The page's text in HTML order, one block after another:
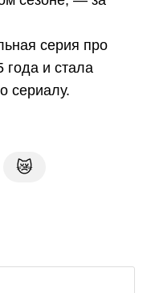
серия про
и стала
сериалу.
😿